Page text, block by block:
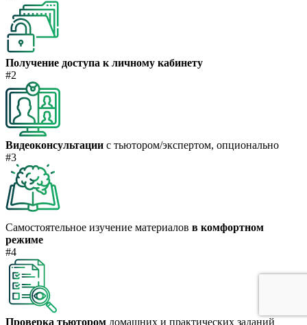
Получение доступа к личному кабинету
#2
Видеоконсультации с тьютором/экспертом, опционально
#3
Самостоятельное изучение материалов в комфортном
режиме
#4
Проверка тьютором домашних и практических заданий